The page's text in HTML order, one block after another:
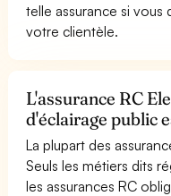
telle assurance si vous
votre clientèle.
L'assurance RC
d'éclairage public
La plupart des
Seuls les métiers dits
les assurances RC